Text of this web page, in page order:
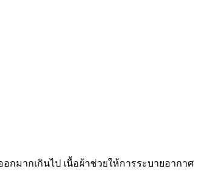
กมากเกินไป เนื้อผ้าช่วยให้การระบายอากาศ